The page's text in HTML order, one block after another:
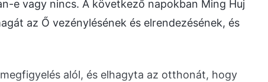
e vagy nincs. A következő napokban Ming Huj
az Ő vezénylésének és elrendezésének, és
alól, és elhagyta az otthonát, hogy